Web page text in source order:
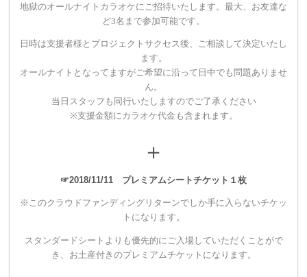
リメイクプラン
・あなたの持ち物（服・アクセサリー・ＰＣ・雑貨）などを、
世界でひとつのものにリメイクします！
・スタンダードシートチケットよりも早く優先入場のできるプ
レミアムシートチケットをご用意いたします。
お名前をクレジットさせていただきます。
▼150,000円
・あこちゅあを一回限りあなたのお好きにプロデュース。あこ
地獄のオールナイトカラオケにご招待いたします。最大、お友達な
ど3名まで参加可能です。
日時は支援者様とプロジェクトサクセス後、ご相談して決定いたし
ます。
オールナイトとなってますがご希望に沿って日中でも問題ありませ
ん。
当日スタッフも同行いたしますのでご了承ください
※支援金額にカラオケ代金も含まれます。
＋
☞2018/11/11 プレミアムシートチケット１枚
※このクラウドファンディングリターンでしか手に入らないチケッ
トになります。
スタンダードシートよりも優先的にご入場していただくことがで
き、 お土産付きのプレミアムチケットになります。